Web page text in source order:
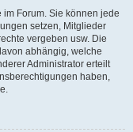
Forum. Sie können jede
setzen, Mitglieder
vergeben usw. Die
abhängig, welche
Administrator erteilt
haben,